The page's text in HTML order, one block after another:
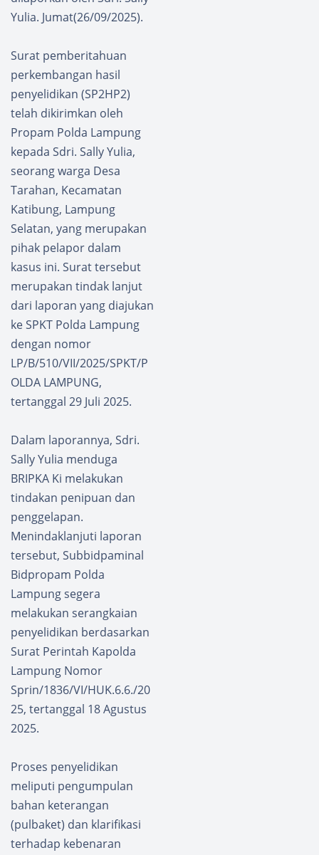
Yulia. Jumat(26/09/2025).
Surat pemberitahuan
perkembangan hasil
penyelidikan (SP2HP2)
telah dikirimkan oleh
Propam Polda Lampung
kepada Sdri. Sally Yulia,
seorang warga Desa
Tarahan, Kecamatan
Katibung, Lampung
Selatan, yang merupakan
pihak pelapor dalam
kasus ini. Surat tersebut
merupakan tindak lanjut
dari laporan yang diajukan
ke SPKT Polda Lampung
dengan nomor
LP/B/510/VII/2025/SPKT/P
OLDA LAMPUNG,
tertanggal 29 Juli 2025.
Dalam laporannya, Sdri.
Sally Yulia menduga
BRIPKA Ki melakukan
tindakan penipuan dan
penggelapan.
Menindaklanjuti laporan
tersebut, Subbidpaminal
Bidpropam Polda
Lampung segera
melakukan serangkaian
penyelidikan berdasarkan
Surat Perintah Kapolda
Lampung Nomor
Sprin/1836/VI/HUK.6.6./20
25, tertanggal 18 Agustus
2025.
Proses penyelidikan
meliputi pengumpulan
bahan keterangan
(pulbaket) dan klarifikasi
terhadap kebenaran